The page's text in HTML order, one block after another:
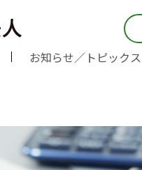
お知らせ／トピックス